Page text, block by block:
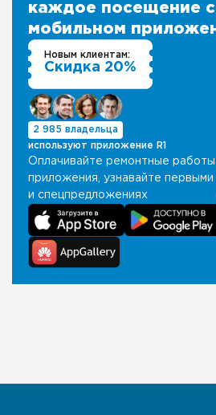
каждое посещение
мобильном
Оплачивайте ремонтные работы
приложения, узнавайте
и спецпредложениях
Новым клиентам:
Скидка 20%
2 985 владельца
используют приложение R1